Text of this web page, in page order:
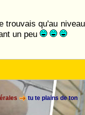
trouvais qu'au
un peu
tu te plains de ton